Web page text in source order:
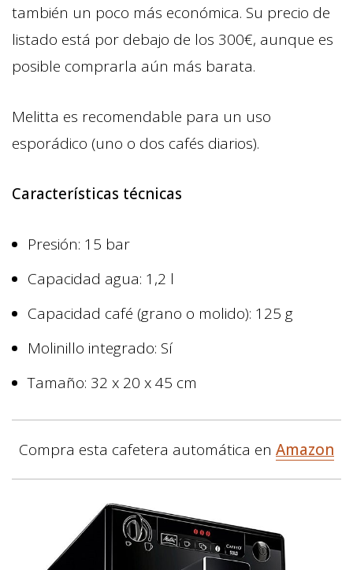
también un poco más económica. Su precio de
listado está por debajo de los 300€, aunque es
posible comprarla aún más barata.
Melitta es recomendable para un uso
esporádico (uno o dos cafés diarios).
Características técnicas
Presión: 15 bar
Capacidad agua: 1,2 l
Capacidad café (grano o molido): 125 g
Molinillo integrado: Sí
Tamaño: 32 x 20 x 45 cm
Compra esta cafetera automática en Amazon